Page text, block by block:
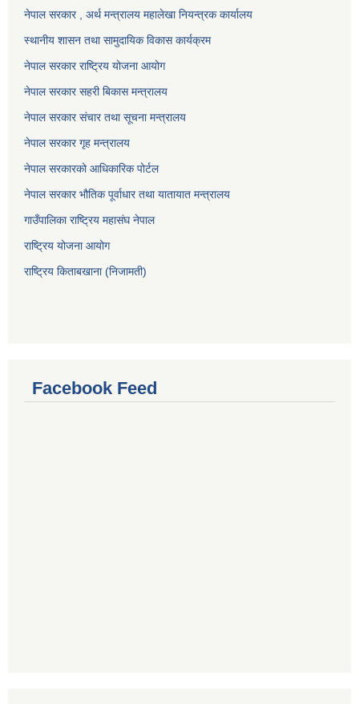
नेपाल सरकार , अर्थ मन्त्रालय महालेखा नियन्त्रक कार्यालय
स्थानीय शासन तथा सामुदायिक विकास कार्यक्रम
नेपाल सरकार राष्ट्रिय योजना आयोग
नेपाल सरकार सहरी बिकास मन्त्रालय
नेपाल सरकार संचार तथा सूचना मन्त्रालय
नेपाल सरकार गृह मन्त्रालय
नेपाल सरकारको आधिकारिक पोर्टल
नेपाल सरकार भौतिक पूर्वाधार तथा यातायात मन्त्रालय
गाउँपालिका राष्ट्रिय महासंघ नेपाल
राष्ट्रिय योजना आयोग
राष्ट्रिय किताबखाना (निजामती)
Facebook Feed